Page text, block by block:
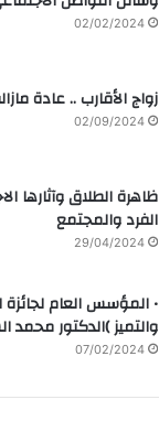
02/02/2024
زواج الأقارب .. عادة
02/09/2024
ظاهرة الطلاق وآثارها
الفرد والمجتمع
29/04/2024
• المؤسس العام لجائزة
والتميز )الدكتور محمد
07/02/2024